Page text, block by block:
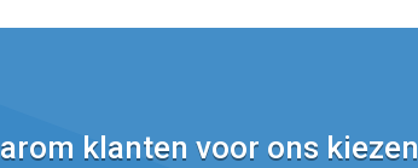
klanten voor ons kiezen